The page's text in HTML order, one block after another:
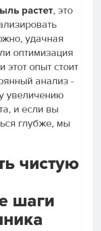
растет, это
удачная
оптимизация
этот опыт стоит
анализ -
увеличению
и если вы
глубже, мы
чистую
шаги